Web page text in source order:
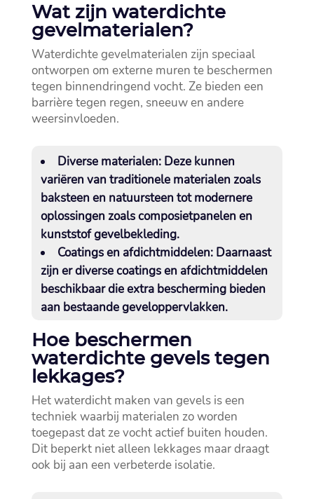
Wat zijn waterdichte
gevelmaterialen?
Waterdichte gevelmaterialen zijn speciaal
ontworpen om externe muren te beschermen
tegen binnendringend vocht.​ Ze bieden een
barrière tegen regen, sneeuw en andere
weersinvloeden.​
Diverse materialen:Deze kunnen
variëren van traditionele materialen zoals
baksteen en natuursteen tot modernere
oplossingen zoals composietpanelen en
kunststof gevelbekleding.​
Coatings en afdichtmiddelen:Daarnaast
zijn er diverse coatings en afdichtmiddelen
beschikbaar die extra bescherming bieden
aan bestaande geveloppervlakken.​
Hoe beschermen
waterdichte gevels tegen
lekkages?
Het waterdicht maken van gevels is een
techniek waarbij materialen zo worden
toegepast dat ze vocht actief buiten houden.​
Dit beperkt niet alleen lekkages maar draagt
ook bij aan een verbeterde isolatie.​